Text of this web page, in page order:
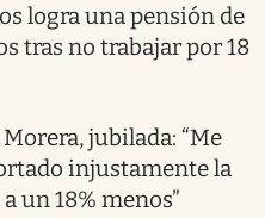
logra una pensión de
tras no trabajar por 18
jubilada: “Me
injustamente la
un 18% menos”